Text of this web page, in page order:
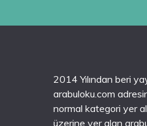
2014 Yılından beri
arabuloku.com
normal kategori yer
üzerine yer alan